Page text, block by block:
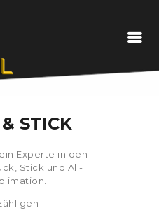
STICK
Experte in den
Stick und All-